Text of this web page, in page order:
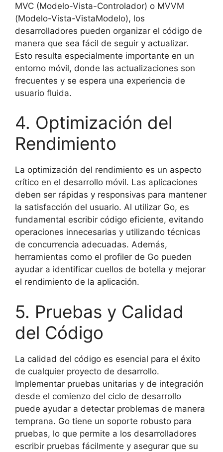
MVC (Modelo-Vista-Controlador) o MVVM
(Modelo-Vista-VistaModelo), los
desarrolladores pueden organizar el código de
manera que sea fácil de seguir y actualizar.
Esto resulta especialmente importante en un
entorno móvil, donde las actualizaciones son
frecuentes y se espera una experiencia de
usuario fluida.
4. Optimización del
Rendimiento
La optimización del rendimiento es un aspecto
crítico en el desarrollo móvil. Las aplicaciones
deben ser rápidas y responsivas para mantener
la satisfacción del usuario. Al utilizar Go, es
fundamental escribir código eficiente, evitando
operaciones innecesarias y utilizando técnicas
de concurrencia adecuadas. Además,
herramientas como el profiler de Go pueden
ayudar a identificar cuellos de botella y mejorar
el rendimiento de la aplicación.
5. Pruebas y Calidad
del Código
La calidad del código es esencial para el éxito
de cualquier proyecto de desarrollo.
Implementar pruebas unitarias y de integración
desde el comienzo del ciclo de desarrollo
puede ayudar a detectar problemas de manera
temprana. Go tiene un soporte robusto para
pruebas, lo que permite a los desarrolladores
escribir pruebas fácilmente y asegurar que su